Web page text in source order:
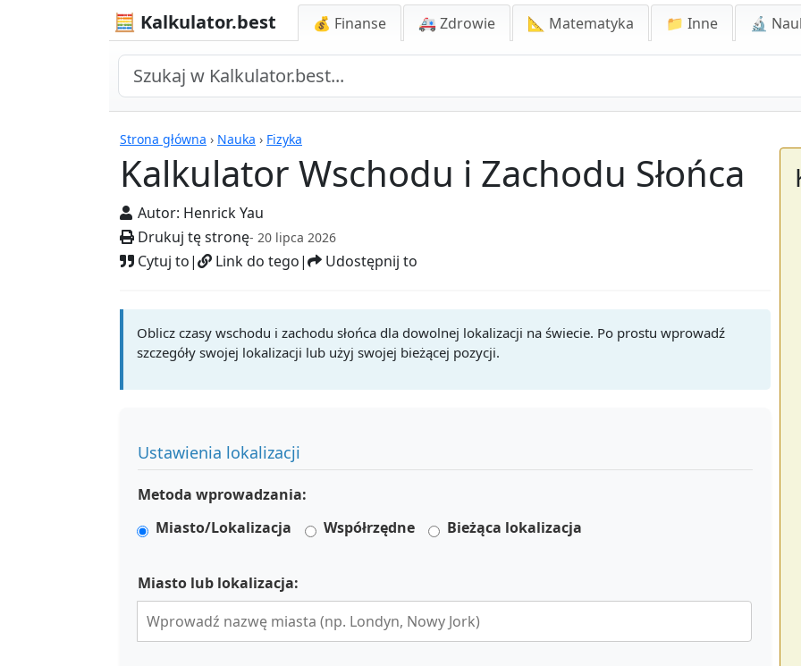
🧮 Kalkulator.best 💰 Finanse 🚑 Zdrowie 📐 Matematyka 📁 Inne 🔬
Strona główna › Nauka › Fizyka
Kalkulator Wschodu i Zachodu Słońca
Autor: Henrick Yau
Drukuj tę stronę- 20 lipca 2026
Cytuj to| Link do tego| Udostępnij to
Kalkulatory
Oblicz czasy wschodu i zachodu słońca dla dowolnej lokalizacji na świecie. Po prostu wprowadź
szczegóły swojej lokalizacji lub użyj swojej bieżącej pozycji.
Ustawienia lokalizacji
Metoda wprowadzania:
Miasto/Lokalizacja
Współrzędne Bieżąca lokalizacja
Miasto lub lokalizacja: